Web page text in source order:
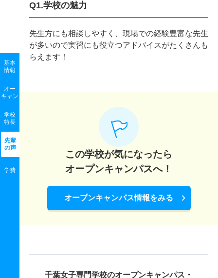
基本
情報
オー
キャン
学校
特長
先輩
の声
学費
Q1.学校の魅力
先生方にも相談しやすく、現場での経験豊富な先生
が多いので実習にも役立つアドバイスがたくさんも
らえます！
この学校が気になったら
オープンキャンパスへ！
オープンキャンパス情報をみる
千葉女子専門学校のオープンキャンパス・